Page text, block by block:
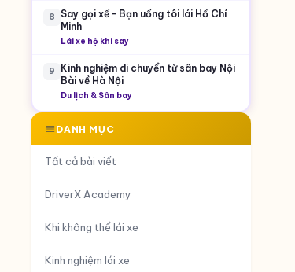
8
Say gọi xế - Bạn uống tôi lái Hồ Chí
Minh
Lái xe hộ khi say
9
Kinh nghiệm di chuyển từ sân bay Nội
Bài về Hà Nội
Du lịch & Sân bay
DANH MỤC
Tất cả bài viết
DriverX Academy
Khi không thể lái xe
Kinh nghiệm lái xe